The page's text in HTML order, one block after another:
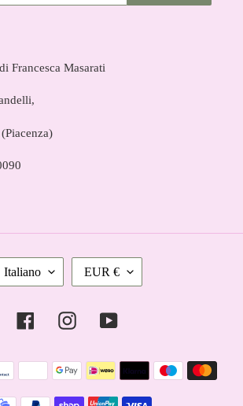
Francesca Masarati
LItaliano
V
A
L
U
A
EUR €
FacebookInstagramYouTube
Metodi
di
pagamento